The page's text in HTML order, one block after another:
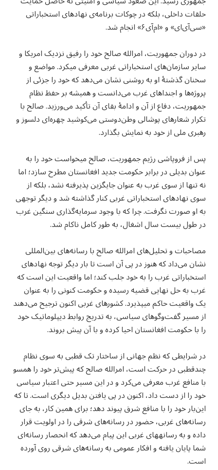
حلقات داخلی، بلکه در چوکات برنامه‌‎ی نهادهای استخباراتی
«سی‌آی‌ای» و «ام‌آی۶» انجام شد.
در دوران جمهوریت، امرالله صالح خود را رفیق نزدیک امریکا و
سایر سازمان‌های استخباراتی غربی معرفی می‎کرد. مواضع و
سخنان گذشتهٔ او به‌ روشنی نشان می‌دهد که خود را جزئی از
پروژه‌ها و اجنداهای غرب می‌دانست و همیشه بر حفظ نظام
جمهوریت، دفاع از آن و ادامهٔ بقای آن تأکید می‌ورزید. صالح با
تکرار شعارهای پوشالی وطن‌دوستی می‌کوشید چهره‌ای دلسوز و
رهبری ملی از خود به نمایش بگذارد.
پس از فروپاشی رژیم جمهوریت، صالح می‎خواست خود را به‌
عنوان بدیلی در برابر حکومت جدید افغانستان مطرح سازد؛ اما
نه‌ تنها از سوی غرب به‌ عنوان جایگزین پذیرفته نشد، بلکه از
سوی نهادهای استخباراتی غربی کنار گذاشته شد و دیگر توجهی
به او صورت نگرفت. چرا که با وجود سرمایه‌گذاری سنگین غرب
در طول بیست سال اشغال، به طور کامل ناکام شد.
مصاحبات و تحلیل‌های امرالله صالح با رسانه‌های بین‌المللی
نشان می‌داد که هنوز در پی آن است تا بار دیگر توجه نهادهای
استخباراتی غرب را به خود جلب کند؛ اما واقعیت این است که
غرب به حل نهایی قضیه رسیده و حکومت کنونی را به‌ عنوان
یک واقعیت حاکم می‎پذیرد. کشورهای غربی اکنون ترجیح می‌دهند
از مسیر گفت‌وگوهای سیاسی، به‌ تدریج روابط دیپلوماتیک خود
را با حکومت افغانستان احیا کرده و با آن‎ پیش بروند.
در شرایطی که نظم جهانی از ساختار تک‌ قطبی به‌ سوی نظام
چندقطبی در حرکت است، امرالله صالح که پیش‌تر خود را همسو
با منافع غرب معرفی می‌کرد و در این مسیر حتی اعتبار سیاسی
خود را از دست داد، اکنون در پی یافتن بدیل دیگری است. تا که
این‌بار خود را با منافع شرق پیوند دهد؛ برای همین کار، به‌ جای
رسانه‌های غربی، حضور در رسانه‌های شرقی را در اولویت قرار
داده و به رسانه‎های غربی این پیام می‌دهد که انحصار رسانه‌ای
شما پایان یافته و افکار عمومی به رسانه‌های شرقی روی آورده
است.